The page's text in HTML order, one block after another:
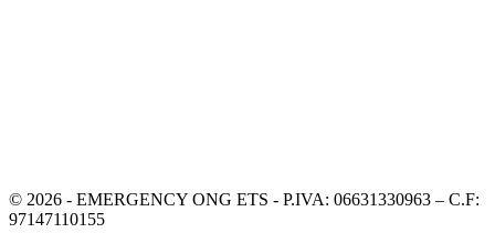
© 2026 - EMERGENCY ONG ETS - P.IVA: 06631330963 – C.F:
97147110155